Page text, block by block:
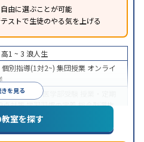
由に選ぶことが可能
ストで生徒のやる気を上げる
を見る
高1 ~ 3 浪人生
個別指導(1対2~) 集団授業 オンライ
験大学受験 医学部受験
点対策学習習慣の定着総合型選抜
入試対策学校別特化対策
室を探す